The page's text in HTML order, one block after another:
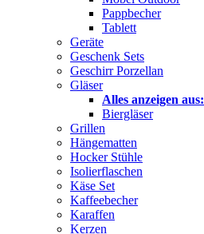
Pappbecher
Tablett
Geräte
Geschenk Sets
Geschirr Porzellan
Gläser
Alles anzeigen aus:
Biergläser
Grillen
Hängematten
Hocker Stühle
Isolierflaschen
Käse Set
Kaffeebecher
Karaffen
Kerzen